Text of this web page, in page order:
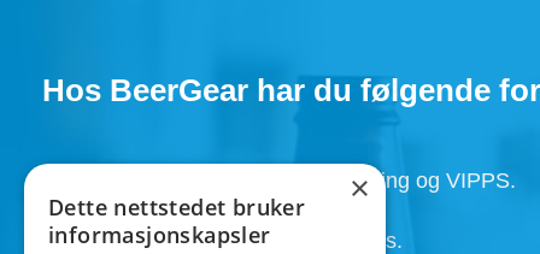
Hos BeerGear har du følgende
Faktura, Utsett betaling , Avbetaling og VIPPS.
Super service med kunden i fokus.
×
Dette nettstedet bruker
informasjonskapsler